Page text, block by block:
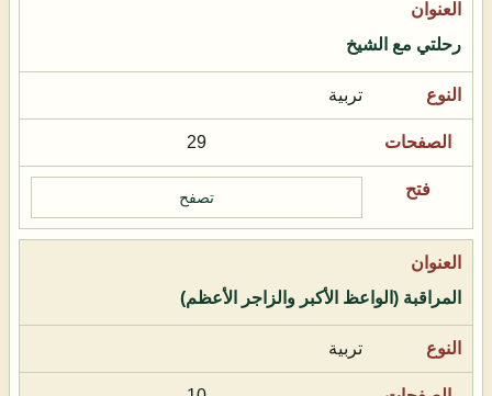
رحلتي مع الشيخ
تربية
29
تصفح
المراقبة (الواعظ الأكبر والزاجر الأعظم)
تربية